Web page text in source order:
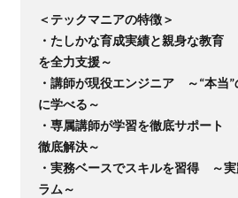
＜テックマニアの特徴＞
・たしかな育成実績と親身な教育
を全力支援～
・講師が現役エンジニア ～“本当
に学べる～
・専属講師が学習を徹底サポート
徹底解決～
・実務ベースでスキルを習得 ～
ラム～